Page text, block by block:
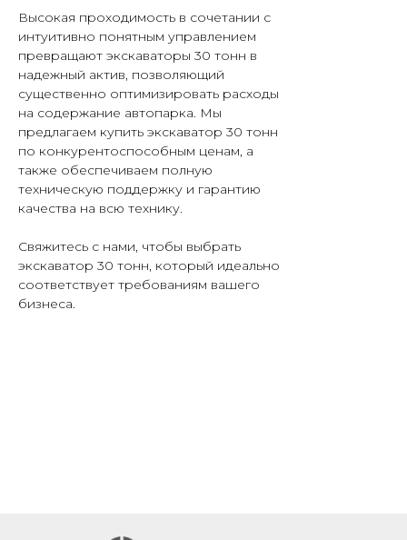
Высокая проходимость в сочетании с
интуитивно понятным управлением
превращают экскаваторы 30 тонн в
надежный актив, позволяющий
существенно оптимизировать расходы
на содержание автопарка. Мы
предлагаем купить экскаватор 30 тонн
по конкурентоспособным ценам, а
также обеспечиваем полную
техническую поддержку и гарантию
качества на всю технику.
Свяжитесь с нами, чтобы выбрать
экскаватор 30 тонн, который идеально
соответствует требованиям вашего
бизнеса.